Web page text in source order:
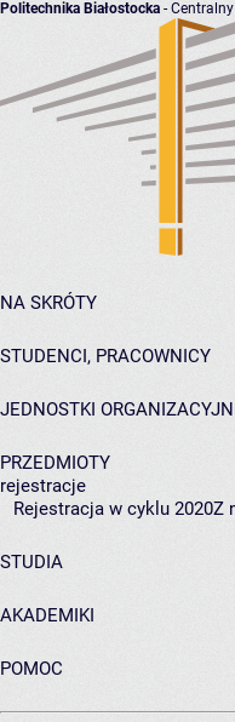
Politechnika Białostocka -
NA SKRÓTY
STUDENCI, PRACOWNICY
JEDNOSTKI
PRZEDMIOTY
rejestracje
Rejestracja w cyklu 2020Z
STUDIA
AKADEMIKI
POMOC